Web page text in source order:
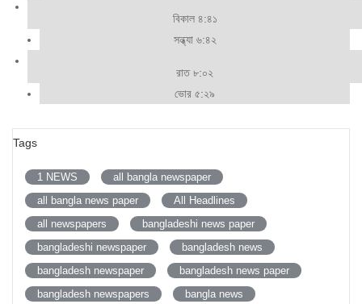
বিকাল ৪:৪১
সন্ধ্যা ৬:৪২
রাত ৮:০২
ভোর ৫:২৯
Tags
1 NEWS
all bangla newspaper
all bangla news paper
All Headlines
all newspapers
bangladeshi news paper
bangladeshi newspaper
bangladesh news
bangladesh newspaper
bangladesh news paper
bangladesh newspapers
bangla news